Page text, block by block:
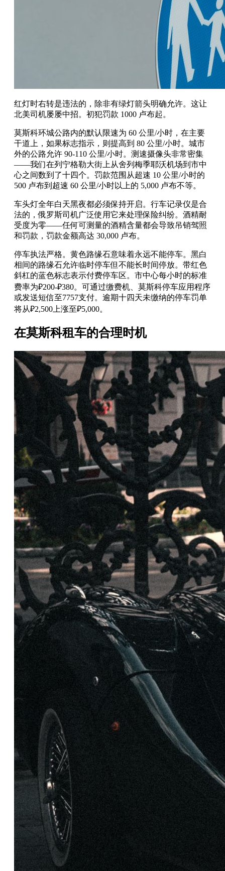
红灯时右转是违法的，除非有绿灯箭头明确允许。这让
北美司机屡屡中招。初犯罚款 1000 卢布起。
莫斯科环城公路内的默认限速为 60 公里/小时，在主要
干道上，如果标志指示，则提高到 80 公里/小时。城市
外的公路允许 90-110 公里/小时。测速摄像头非常密集
——我们在列宁格勒大街上从舍列梅季耶沃机场到市中
心之间数到了十四个。罚款范围从超速 10 公里/小时的
500 卢布到超速 60 公里/小时以上的 5,000 卢布不等。
车头灯全年白天黑夜都必须保持开启。行车记录仪是合
法的，俄罗斯司机广泛使用它来处理保险纠纷。酒精耐
受度为零——任何可测量的酒精含量都会导致吊销驾照
和罚款，罚款金额高达 30,000 卢布。
停车执法严格。黄色路缘石意味着永远不能停车。黑白
相间的路缘石允许临时停车但不能长时间停放。带红色
斜杠的蓝色标志表示付费停车区。市中心每小时的标准
费率为₽200-₽380。可通过缴费机、莫斯科停车应用程序
或发送短信至7757支付。逾期十四天未缴纳的停车罚单
将从₽2,500上涨至₽5,000。
在莫斯科租车的合理时机